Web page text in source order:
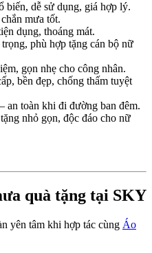
biến, dễ sử dụng, giá hợp lý.
mưa tốt.
dụng, thoáng mát.
trọng, phù hợp tặng cán bộ nữ
gọn nhẹ cho công nhân.
bền đẹp, chống thấm tuyệt
– an toàn khi đi đường ban đêm.
nhỏ gọn, độc đáo cho nữ
quà tặng tại SKY
yên tâm khi hợp tác cùng Áo